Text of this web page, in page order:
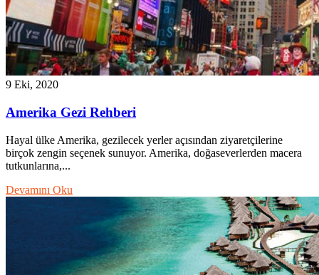
9 Eki, 2020
Amerika Gezi Rehberi
Hayal ülke Amerika, gezilecek yerler açısından ziyaretçilerine
birçok zengin seçenek sunuyor. Amerika, doğaseverlerden macera
tutkunlarına,...
Devamını Oku